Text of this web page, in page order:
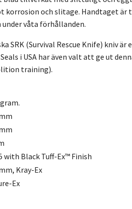
korrosion och slitage. Handtaget
våta förhållanden.
SRK (Survival Rescue Knife) kniv
Seals i USA har även valt att ge ut
training).
with Black Tuff-Ex™ Finish
Kray-Ex
Ex